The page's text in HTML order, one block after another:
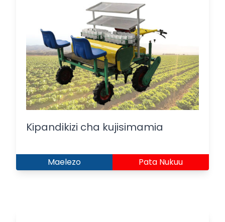
Kipandikizi cha kujisimamia
Maelezo Pata Nukuu